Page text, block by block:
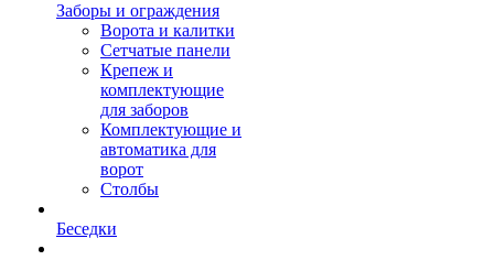
Заборы и ограждения
Ворота и калитки
Сетчатые панели
Крепеж и
комплектующие
для заборов
Комплектующие и
автоматика для
ворот
Столбы
Беседки